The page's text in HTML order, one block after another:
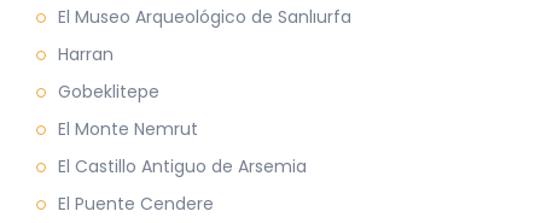
El Museo Arqueológico de Sanlıurfa
Harran
Gobeklitepe
El Monte Nemrut
El Castillo Antiguo de Arsemia
El Puente Cendere